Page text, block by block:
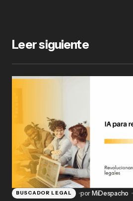
Leer siguiente
BUSCADOR LEGAL porMiDespacho